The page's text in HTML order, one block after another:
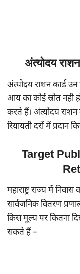
अंत्योदय राशन
अंत्योदय राशन कार्ड उन
आय का कोई स्रोत नही
करते हैं। अंत्योदय राशन
रियायती दरों में प्रदान
Target
महाराष्ट्र राज्य में
सार्वजनिक वितरण
किस मूल्य पर कितना
सकते हैं –